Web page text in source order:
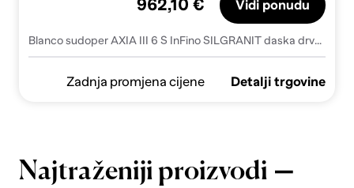
Blanco sudoper AXIA III 6 S InFino SILGRANIT daska drvo, BAZEN DESNO, s dalj. upr. - TARTUFO
962,10 € Vidi ponudu
Zadnja promjena cijene Detalji trgovine
Najtraženiji proizvodi —